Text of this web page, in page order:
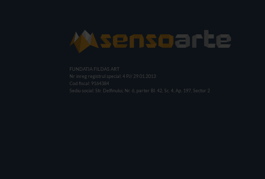
FUNDATIA FILDAS ART
Nr inreg registrul special: 4 PJ/ 29.01.2013
Cod fiscal: 9164384
Sediu social: Str. Delfinului, Nr. 6, parter Bl. 42, Sc. 4, Ap. 197, Sector 2